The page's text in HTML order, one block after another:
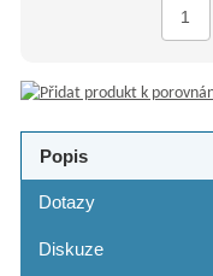
Popis
Dotazy
Diskuze